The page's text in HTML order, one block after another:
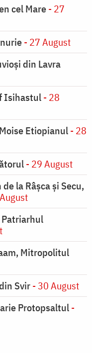
cel Mare- 27
- 27 August
din Lavra
Isihastul- 28
Etiopianul- 28
- 29 August
la Râşca şi Secu,
Mitropolitul
Svir- 30 August
Protopsaltul-